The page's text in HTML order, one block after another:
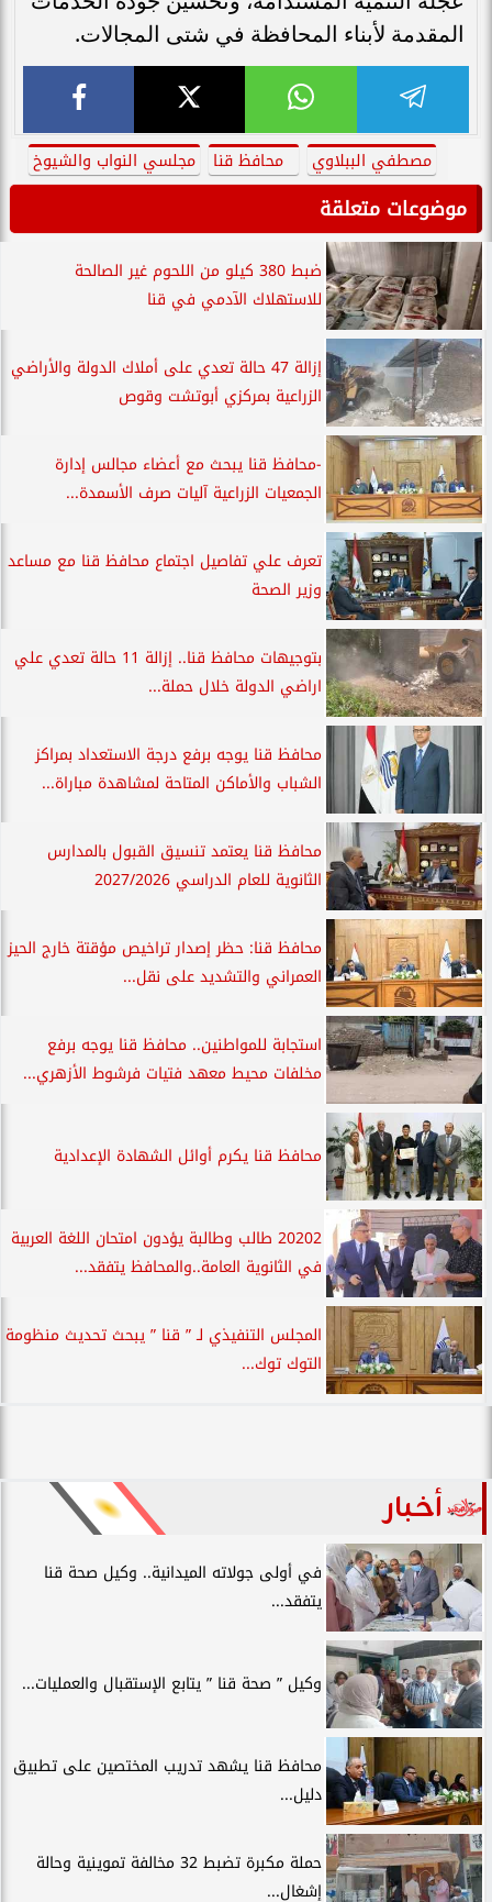
المقدمة لأبناء المحافظة في شتى المجالات.
مصطفي الببلاوي محافظ قنا مجلسي النواب والشيوخ
موضوعات متعلقة
ضبط 380 كيلو من اللحوم غير الصالحة
للاستهلاك الآدمي في قنا
إزالة 47 حالة تعدي على أملاك الدولة والأراضي
الزراعية بمركزي أبوتشت وقوص
-محافظ قنا يبحث مع أعضاء مجالس إدارة
الجمعيات الزراعية آليات صرف الأسمدة...
تعرف علي تفاصيل اجتماع محافظ قنا مع مساعد
وزير الصحة
بتوجيهات محافظ قنا.. إزالة 11 حالة تعدي علي
اراضي الدولة خلال حملة...
محافظ قنا يوجه برفع درجة الاستعداد بمراكز
الشباب والأماكن المتاحة لمشاهدة مباراة...
محافظ قنا يعتمد تنسيق القبول بالمدارس
الثانوية للعام الدراسي 2027/2026
محافظ قنا: حظر إصدار تراخيص مؤقتة خارج الحيز
العمراني والتشديد على نقل...
استجابة للمواطنين.. محافظ قنا يوجه برفع
مخلفات محيط معهد فتيات فرشوط الأزهري...
محافظ قنا يكرم أوائل الشهادة الإعدادية
20202 طالب وطالبة يؤدون امتحان اللغة العربية
في الثانوية العامة..والمحافظ يتفقد...
المجلس التنفيذي لـ ” قنا ” يبحث تحديث منظومة
التوك توك...
أخبار
في أولى جولاته الميدانية.. وكيل صحة قنا
يتفقد...
وكيل ” صحة قنا ” يتابع الإستقبال والعمليات...
محافظ قنا يشهد تدريب المختصين على تطبيق
دليل...
حملة مكبرة تضبط 32 مخالفة تموينية وحالة
إشغال...